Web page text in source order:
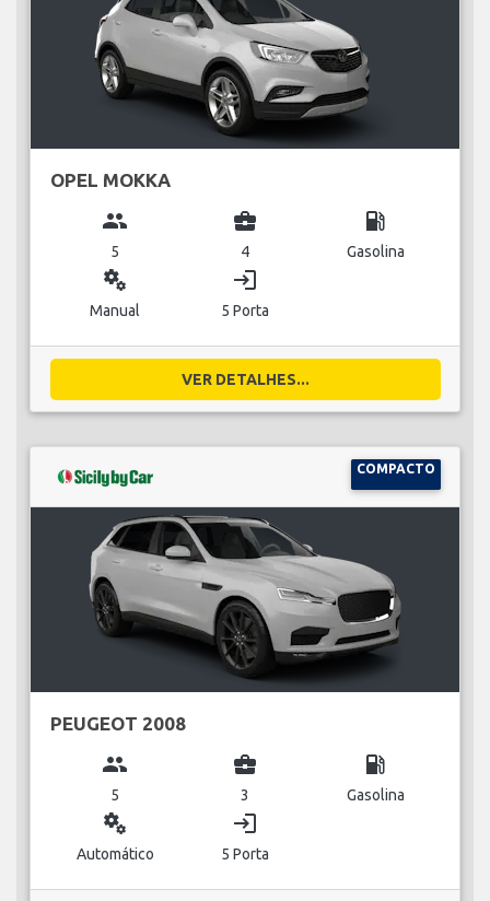
OPEL MOKKA
group
5
business_center
4
local_gas_station
Gasolina
miscellaneous_services
Manual
login
5 Porta
VER DETALHES...
COMPACTO
PEUGEOT 2008
group
5
business_center
3
local_gas_station
Gasolina
miscellaneous_services
Automático
login
5 Porta